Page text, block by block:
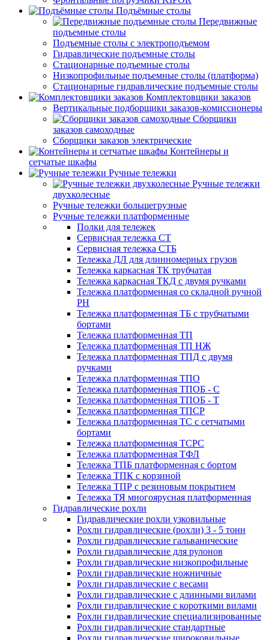
Подъёмные столы
Передвижные
подъемные столы
Подъемные столы с электроподъемом
Гидравлические подъемные столы
Стационарные подъемные столы
Низкопрофильные подъемные столы (платформа)
Стационарные гидравлические подъемные столы
Комплектовщики заказов
Вертикальные подборщики заказов-комиссионеры
Сборщики
заказов самоходные
Сборщики заказов электрические
Контейнеры и
сетчатые шкафы
Ручные тележки
Ручные тележки
двухколесные
Ручные тележки большегрузные
Ручные тележки платформенные
Полки для тележек
Сервисная тележка СТ
Сервисная тележка СТБ
Тележка ДЛ для длинномерных грузов
Тележка каркасная ТК трубчатая
Тележка каркасная ТКД с двумя ручками
Тележка платформенная со складной ручной
PH
Тележка платформенная ТБ с трубчатыми
бортами
Тележка платформенная ТП
Тележка платформенная ТП НЖ
Тележка платформенная ТПД с двумя
ручками
Тележка платформенная ТПО
Тележка платформенная ТПОБ - С
Тележка платформенная ТПОБ - Т
Тележка платформенная ТПСР
Тележка платформенная ТС с сетчатыми
бортами
Тележка платформенная ТСРС
Тележка платформенная ТФЛ
Тележка ТПБ платформенная с бортом
Тележка ТПК с корзиной
Тележка ТПР с резиновым покрытием
Тележка ТЯ многоярусная платформенная
Гидравлические рохли
Гидравлические рохли узковильные
Рохли гидравлические (рохли) 3 - 5 тонн
Рохли гидравлические гальванические
Рохли гидравлические для рулонов
Рохли гидравлические низкопрофильные
Рохли гидравлические ножничные
Рохли гидравлические с весами
Рохли гидравлические с длинными вилами
Рохли гидравлические с короткими вилами
Рохли гидравлические специализированные
Рохли гидравлические стандартные
Рохли гидравлические широковильные